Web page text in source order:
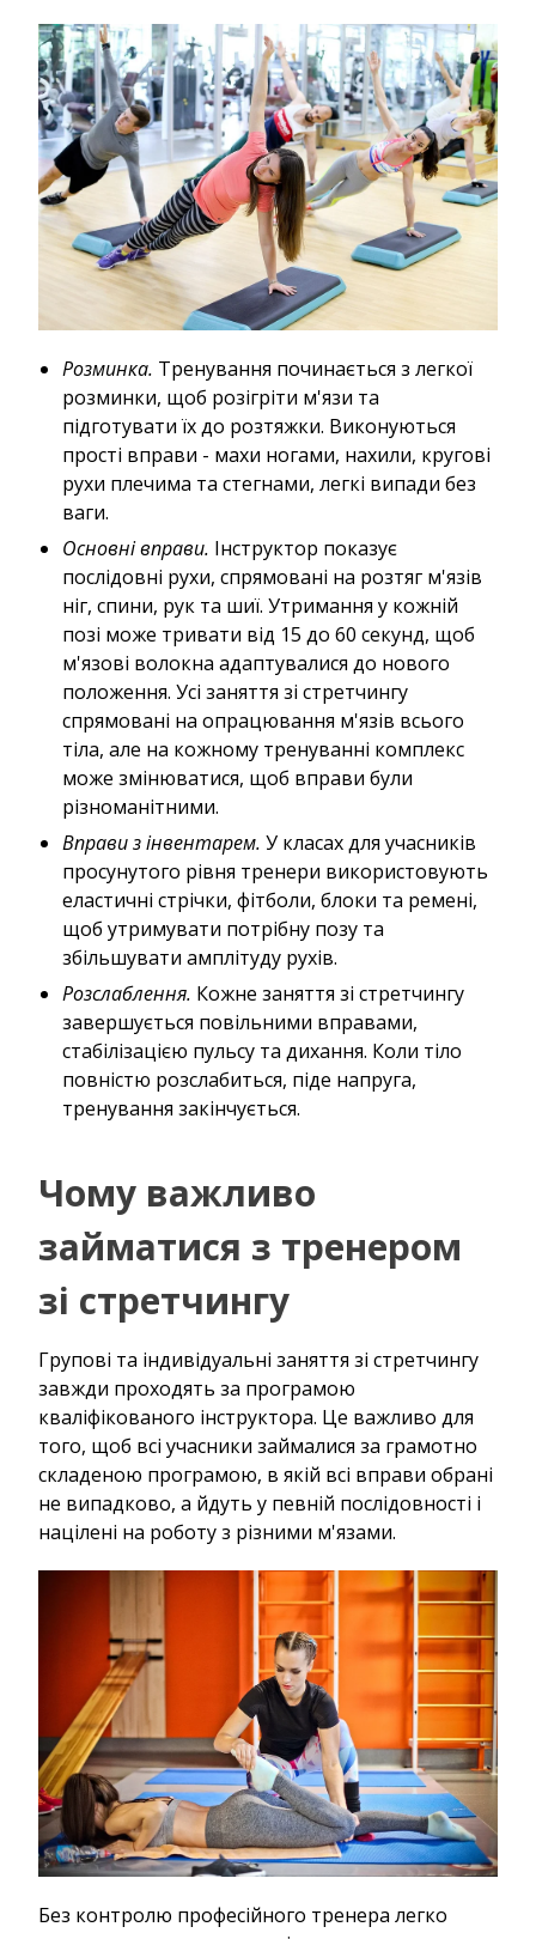
Розминка. Тренування починається з легкої
розминки, щоб розігріти м'язи та
підготувати їх до розтяжки. Виконуються
прості вправи - махи ногами, нахили, кругові
рухи плечима та стегнами, легкі випади без
ваги.
Основні вправи. Інструктор показує
послідовні рухи, спрямовані на розтяг м'язів
ніг, спини, рук та шиї. Утримання у кожній
позі може тривати від 15 до 60 секунд, щоб
м'язові волокна адаптувалися до нового
положення. Усі заняття зі стретчингу
спрямовані на опрацювання м'язів всього
тіла, але на кожному тренуванні комплекс
може змінюватися, щоб вправи були
різноманітними.
Вправи з інвентарем. У класах для учасників
просунутого рівня тренери використовують
еластичні стрічки, фітболи, блоки та ремені,
щоб утримувати потрібну позу та
збільшувати амплітуду рухів.
Розслаблення. Кожне заняття зі стретчингу
завершується повільними вправами,
стабілізацією пульсу та дихання. Коли тіло
повністю розслабиться, піде напруга,
тренування закінчується.
Чому важливо
займатися з тренером
зі стретчингу
Групові та індивідуальні заняття зі стретчингу
завжди проходять за програмою
кваліфікованого інструктора. Це важливо для
того, щоб всі учасники займалися за грамотно
складеною програмою, в якій всі вправи обрані
не випадково, а йдуть у певній послідовності і
націлені на роботу з різними м'язами.
Без контролю професійного тренера легко